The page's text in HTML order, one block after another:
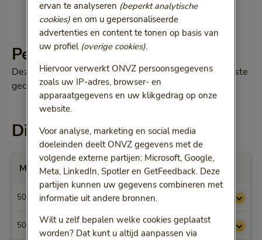
Percentage
Deze maximale vergoedingen zijn 80% van onze laagste
gecontracteerde tarieven.
Dit krijgt u vergoed
Max. vergoedingen per Prestatiecode
5000
5001 € 25,54
ervan te analyseren (beperkt analytische
cookies)en om u gepersonaliseerde
advertenties en content te tonen op basis van
uw profiel (overige cookies).
Hiervoor verwerkt ONVZ persoonsgegevens
zoals uw IP-adres, browser- en
apparaatgegevens en uw klikgedrag op onze
website.
Voor analyse, marketing en social media
doeleinden deelt ONVZ gegevens met de
volgende externe partijen: Microsoft, Google,
Meta, LinkedIn, Spotler en GetFeedback. Deze
partijen kunnen uw gegevens combineren met
informatie uit andere bronnen.
Wilt u zelf bepalen welke cookies geplaatst
worden? Dat kunt u altijd aanpassen via